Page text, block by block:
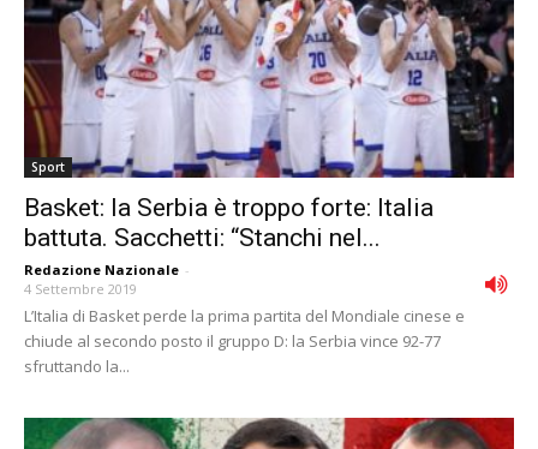
Sport
Basket: la Serbia è troppo forte: Italia
battuta. Sacchetti: “Stanchi nel...
Redazione Nazionale -
4 Settembre 2019
L’Italia di Basket perde la prima partita del Mondiale cinese e
chiude al secondo posto il gruppo D: la Serbia vince 92-77
sfruttando la...